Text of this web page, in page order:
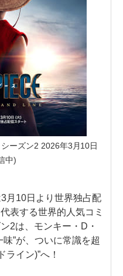
ーズン2 2026年3月10日
中)
月10日より世界独占配
表する世界的人気コミ
2は、モンキー・D・
”が、ついに常識を超
ライン)”へ！